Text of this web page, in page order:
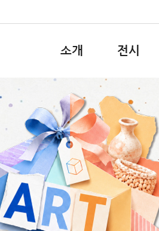
소개 전시